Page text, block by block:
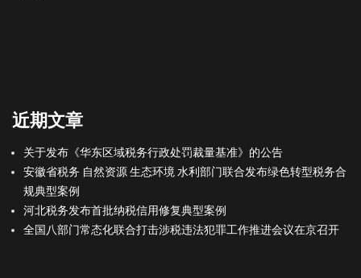
近期文章
关于发布《华东区域税务行政处罚裁量基准》的公告
安徽省税务 自然资源 生态环境 水利部门联合发布绿色转型税务合
规典型案例
河北税务发布首批纳税信用修复典型案例
全国八部门常态化联合打击涉税违法犯罪工作推进会议在京召开